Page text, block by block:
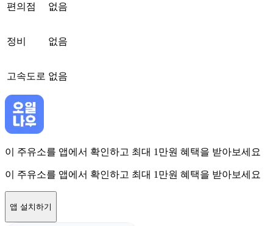
편의점 없음
정비 없음
고속도로 없음
이 주유소를 앱에서 확인하고 최대 1만원 혜택을 받아보세요
이 주유소를 앱에서 확인하고 최대 1만원 혜택을 받아보세요
앱 설치하기